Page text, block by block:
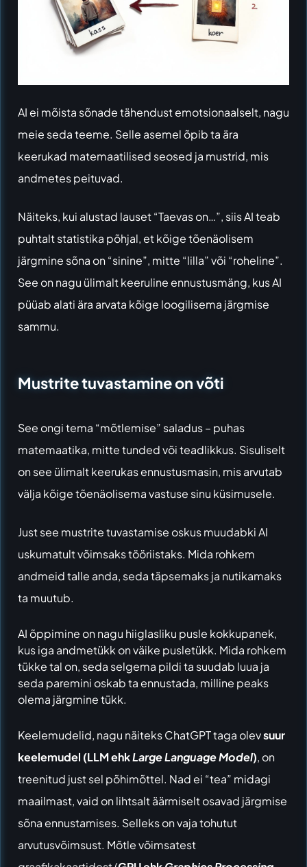
AI ei mõista sõnade tähendust emotsionaalselt, nagu
meie seda teeme. Selle asemel õpib ta ära
keerukad matemaatilised seosed ja mustrid, mis
andmetes peituvad.
Näiteks, kui alustad lauset “Taevas on…”, siis AI teab
puhtalt statistika põhjal, et kõige tõenäolisem
järgmine sõna on “sinine”, mitte “lilla” või “roheline”.
See on nagu ülimalt keeruline ennustusmäng, kus AI
püüab alati ära arvata kõige loogilisema järgmise
sammu.
Mustrite tuvastamine on võti
See ongi tema “mõtlemise” saladus – puhas
matemaatika, mitte tunded või teadlikkus. Sisuliselt
on see ülimalt keerukas ennustusmasin, mis arvutab
välja kõige tõenäolisema vastuse sinu küsimusele.
Just see mustrite tuvastamise oskus muudabki AI
uskumatult võimsaks tööriistaks. Mida rohkem
andmeid talle anda, seda täpsemaks ja nutikamaks
ta muutub.
AI õppimine on nagu hiiglasliku pusle kokkupanek,
kus iga andmetükk on väike pusletükk. Mida rohkem
tükke tal on, seda selgema pildi ta suudab luua ja
seda paremini oskab ta ennustada, milline peaks
olema järgmine tükk.
Keelemudelid, nagu näiteks ChatGPT taga olevsuur
keelemudel (LLM ehkLarge Language Model), on
treenitud just sel põhimõttel. Nad ei “tea” midagi
maailmast, vaid on lihtsalt äärmiselt osavad järgmise
sõna ennustamises. Selleks on vaja tohutut
arvutusvõimsust. Mõtle võimsatest